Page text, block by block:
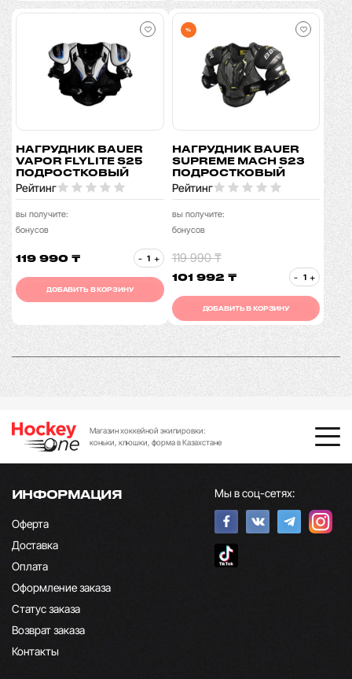
НАГРУДНИК BAUER
VAPOR FLYLITE S25
ПОДРОСТКОВЫЙ
Рейтинг
вы получите:
бонусов
119 990 ₸ - +
ДОБАВИТЬ В КОРЗИНУ
%
НАГРУДНИК BAUER
SUPREME MACH S23
ПОДРОСТКОВЫЙ
Рейтинг
вы получите:
бонусов
119 990 ₸
101 992 ₸ - +
ДОБАВИТЬ В КОРЗИНУ
Магазин хоккейной экипировки:
коньки, клюшки, форма в Казахстане
ИНФОРМАЦИЯ
Оферта
Доставка
Оплата
Оформление заказа
Статус заказа
Возврат заказа
Контакты
Мы в соц-сетях: